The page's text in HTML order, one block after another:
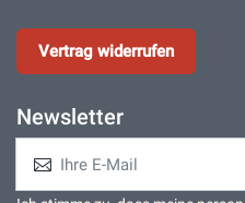
Vertrag widerrufen
Newsletter